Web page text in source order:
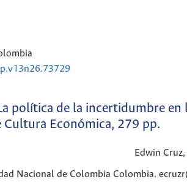
política de la incertidumbre
Cultura Económica, 279 pp.
Edwin Cruz,
Nacional de Colombia Colombia.